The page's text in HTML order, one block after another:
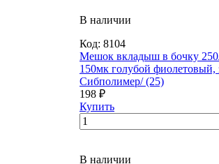
В наличии
Код: 8104
Мешок вкладыш в бочку
150мк голубой фиолетовый,
Сибполимер/ (25)
198 ₽
Купить
В наличии